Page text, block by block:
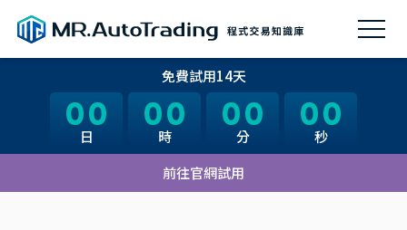
00
日 00
時 00
分 00
秒
前往官網試用
免費試用14天
00
日 00
時 00
分 00
秒